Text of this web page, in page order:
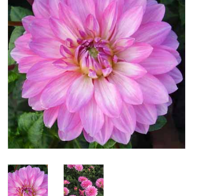
Dahlie Klasse
Geschenkgutschein
Allgemein
Blog